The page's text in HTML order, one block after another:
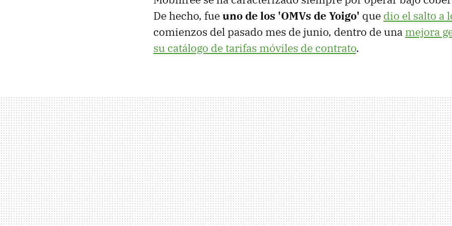
De hecho, fueuno de los 'OMVs de Yoigo' que dio el salto a
comienzos del pasado mes de junio, dentro de una mejora
su catálogo de tarifas móviles de contrato.